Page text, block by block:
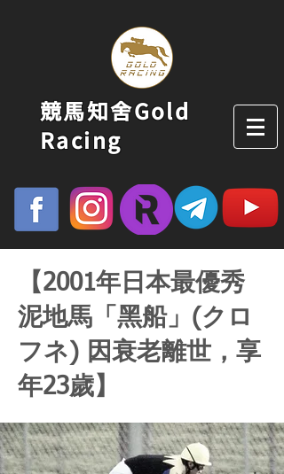
競馬知舍Gold
Racing
【2001年日本最優秀
泥地馬「黑船」(クロ
フネ) 因衰老離世，享
年23歲】